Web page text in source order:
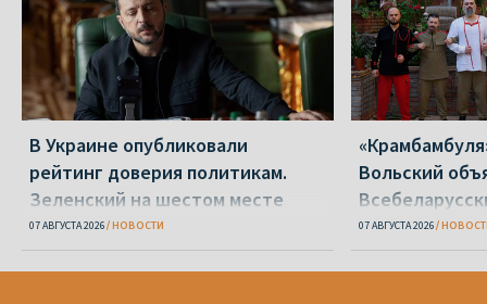
В Украине опубликовали
рейтинг доверия политикам.
Зеленский на шестом месте
07 АВГУСТА 2026 НОВОСТИ
Вольский
07 АВГУСТА 2026